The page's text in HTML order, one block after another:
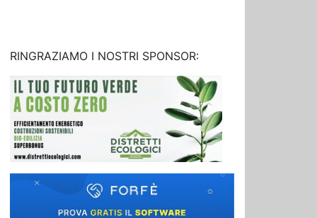
RINGRAZIAMO I NOSTRI SPONSOR: